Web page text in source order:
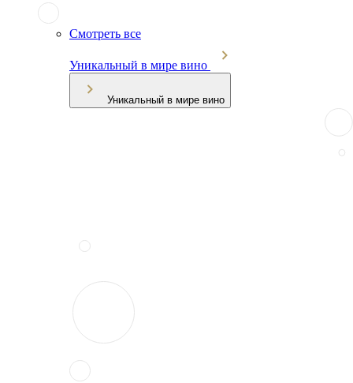
Смотреть все
Уникальный в мире вино
Уникальный в мире вино